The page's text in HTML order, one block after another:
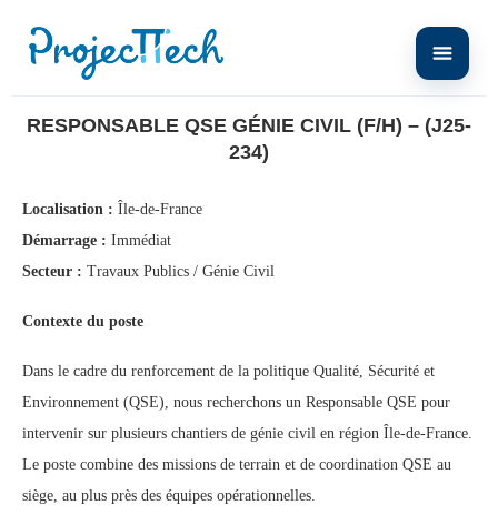
RESPONSABLE QSE GÉNIE CIVIL (F/H) – (J25-
234)
Localisation : Île-de-France
Démarrage : Immédiat
Secteur : Travaux Publics / Génie Civil
Contexte du poste
Dans le cadre du renforcement de la politique Qualité, Sécurité et
Environnement (QSE), nous recherchons un Responsable QSE pour
intervenir sur plusieurs chantiers de génie civil en région Île-de-France.
Le poste combine des missions de terrain et de coordination QSE au
siège, au plus près des équipes opérationnelles.